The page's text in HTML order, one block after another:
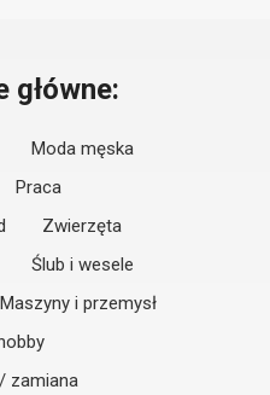
główne:
Moda męska
Praca
Zwierzęta
Ślub i wesele
Maszyny i przemysł
zamiana